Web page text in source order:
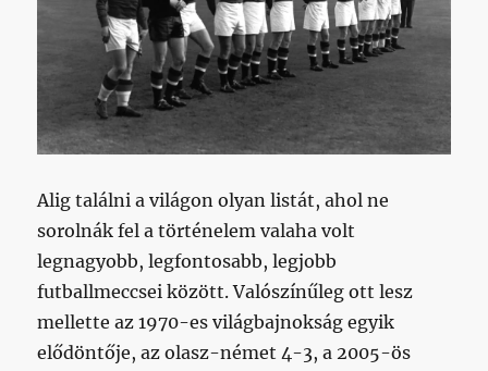
Alig találni a világon olyan listát, ahol ne
sorolnák fel a történelem valaha volt
legnagyobb, legfontosabb, legjobb
futballmeccsei között. Valószínűleg ott lesz
mellette az 1970-es világbajnokság egyik
elődöntője, az olasz-német 4-3, a 2005-ös